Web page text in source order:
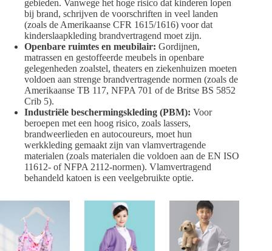
gebieden. Vanwege het hoge risico dat kinderen lopen
bij brand, schrijven de voorschriften in veel landen
(zoals de Amerikaanse CFR 1615/1616) voor dat
kinderslaapkleding brandvertragend moet zijn.
Openbare ruimtes en meubilair: Gordijnen,
matrassen en gestoffeerde meubels in openbare
gelegenheden zoalstel, theaters en ziekenhuizen moeten
voldoen aan strenge brandvertragende normen (zoals de
Amerikaanse TB 117, NFPA 701 of de Britse BS 5852
Crib 5).
Industriële beschermingskleding (PBM): Voor
beroepen met een hoog risico, zoals lassers,
brandweerlieden en autocoureurs, moet hun
werkkleding gemaakt zijn van vlamvertragende
materialen (zoals materialen die voldoen aan de EN ISO
11612- of NFPA 2112-normen). Vlamvertragend
behandeld katoen is een veelgebruikte optie.